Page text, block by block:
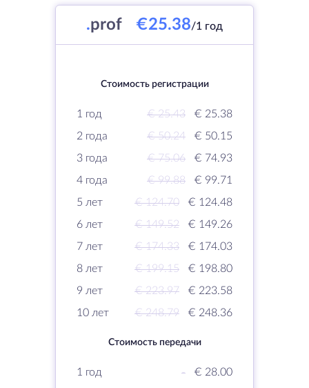
.prof €25.38/1 год
Стоимость регистрации
1 год € 25.43
€ 25.38
2 года
€ 50.24
€ 50.15
3 года
€ 75.06
€ 74.93
4 года
€ 99.88
€ 99.71
5 лет
€ 124.70
€ 124.48
6 лет
€ 149.52
€ 149.26
7 лет
€ 174.33
€ 174.03
8 лет
€ 199.15
€ 198.80
9 лет
€ 223.97
€ 223.58
10 лет
€ 248.79 € 248.36
Стоимость передачи
1 год -
€ 28.00